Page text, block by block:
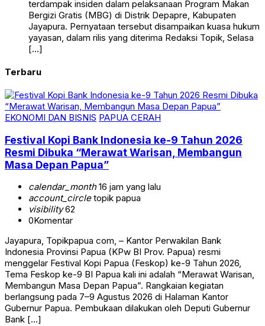
terdampak insiden dalam pelaksanaan Program Makan
Bergizi Gratis (MBG) di Distrik Depapre, Kabupaten
Jayapura. Pernyataan tersebut disampaikan kuasa hukum
yayasan, dalam rilis yang diterima Redaksi Topik, Selasa
[…]
Terbaru
EKONOMI DAN BISNIS PAPUA CERAH
Festival Kopi Bank Indonesia ke-9 Tahun 2026
Resmi Dibuka “Merawat Warisan, Membangun
Masa Depan Papua”
calendar_month16 jam yang lalu
account_circletopik papua
visibility62
0Komentar
Jayapura, Topikpapua com, – Kantor Perwakilan Bank
Indonesia Provinsi Papua (KPw BI Prov. Papua) resmi
menggelar Festival Kopi Papua (Feskop) ke-9 Tahun 2026,
Tema Feskop ke-9 BI Papua kali ini adalah “Merawat Warisan,
Membangun Masa Depan Papua”. Rangkaian kegiatan
berlangsung pada 7–9 Agustus 2026 di Halaman Kantor
Gubernur Papua. Pembukaan dilakukan oleh Deputi Gubernur
Bank […]